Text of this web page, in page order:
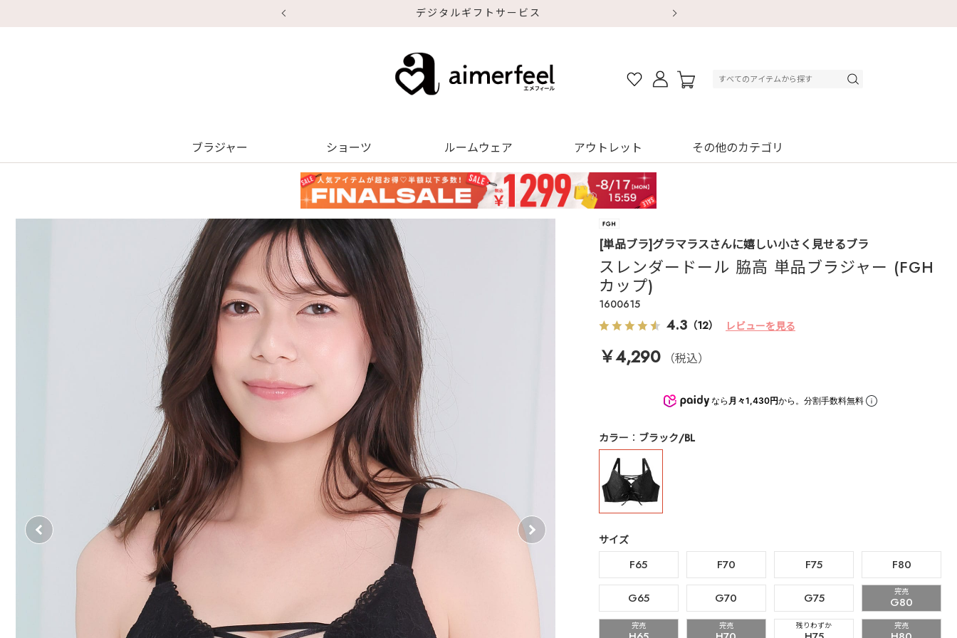
デジタルギフトサービス
ブラジャー ショーツ ルームウェア アウトレット その他のカテゴリ
[単品ブラ]グラマラスさんに嬉しい小さく見せるブラ
スレンダードール 脇高 単品ブラジャー (FGH
カップ)
1600615
4.3 （12） レビューを見る
￥4,290 （税込）
なら 月々1,430円から。分割手数料無料
カラー ブラック/BL
サイズ
F65 F70 F75 F80
G65 G70 G75 完売
G80
完売 完売 残りわずか 完売